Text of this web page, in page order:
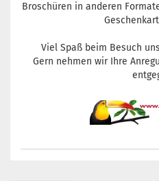
Broschüren in anderen
Viel Spaß beim Besuch
Gern nehmen wir Ihre